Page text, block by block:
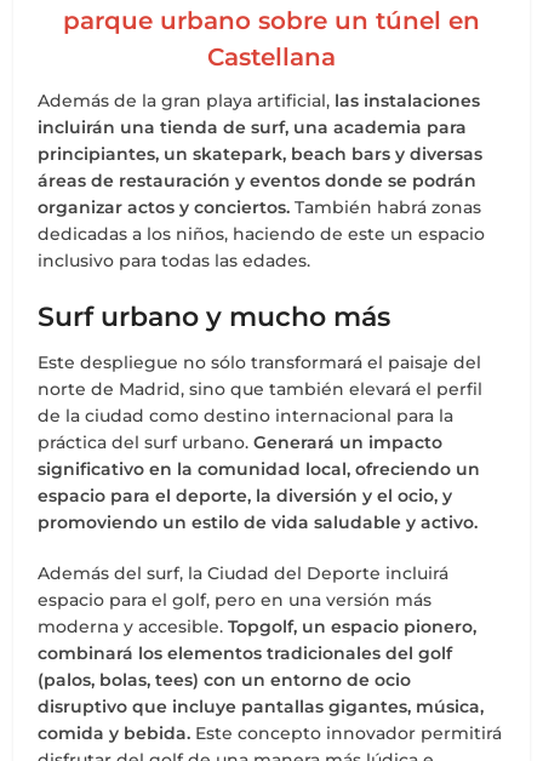
parque urbano sobre un túnel en
Castellana
Además de la gran playa artificial, las instalaciones
incluirán una tienda de surf, una academia para
principiantes, un skatepark, beach bars y diversas
áreas de restauración y eventos donde se podrán
organizar actos y conciertos. También habrá zonas
dedicadas a los niños, haciendo de este un espacio
inclusivo para todas las edades.
Surf urbano y mucho más
Este despliegue no sólo transformará el paisaje del
norte de Madrid, sino que también elevará el perfil
de la ciudad como destino internacional para la
práctica del surf urbano.Generará un impacto
significativo en la comunidad local, ofreciendo un
espacio para el deporte, la diversión y el ocio, y
promoviendo un estilo de vida saludable y activo.
Además del surf, la Ciudad del Deporte incluirá
espacio para el golf, pero en una versión más
moderna y accesible.Topgolf, un espacio pionero,
combinará los elementos tradicionales del golf
(palos, bolas, tees) con un entorno de ocio
disruptivo que incluye pantallas gigantes, música,
comida y bebida. Este concepto innovador permitirá